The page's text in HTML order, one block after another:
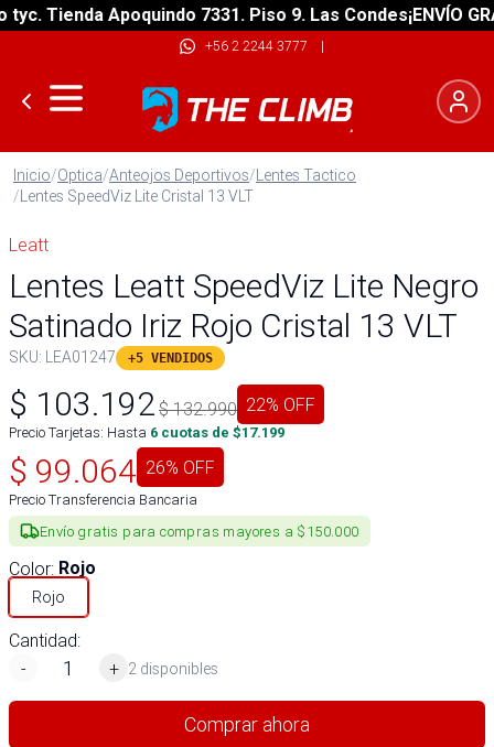
Tienda Apoquindo 7331. Piso 9. Las Condes¡ENVÍO
+56 2 2244 3777 |
Inicio/Optica/Anteojos Deportivos/Lentes Tactico
/Lentes SpeedViz Lite Cristal 13 VLT
Leatt
Lentes Leatt SpeedViz Lite Negro
Satinado Iriz Rojo Cristal 13 VLT
SKU: LEA01247 +5 VENDIDOS
$ 103.192 $132.990 22% OFF
Precio Tarjetas: Hasta 6 cuotas de $17.199
$ 99.064 26% OFF
Precio Transferencia Bancaria
Envío gratis para compras mayores a $150.000
Color: Rojo
Rojo
Cantidad:
-
+ 2 disponibles
Comprar ahora